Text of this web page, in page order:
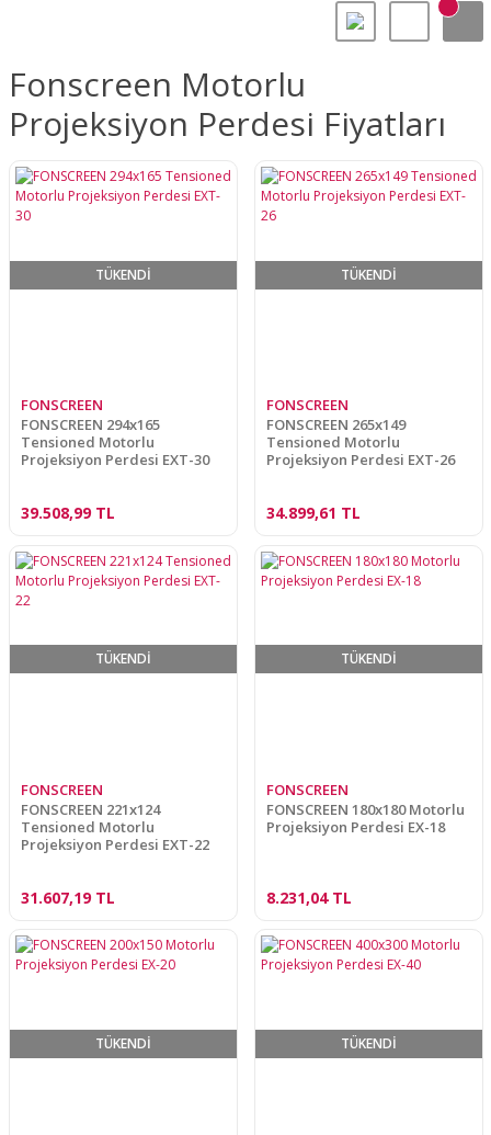
Fonscreen Motorlu
Projeksiyon Perdesi Fiyatları
TÜKENDİ
FONSCREEN
FONSCREEN 294x165
Tensioned Motorlu
Projeksiyon Perdesi EXT-30
39.508,99 TL
TÜKENDİ
FONSCREEN
FONSCREEN 265x149
Tensioned Motorlu
Projeksiyon Perdesi EXT-26
34.899,61 TL
TÜKENDİ
FONSCREEN
FONSCREEN 221x124
Tensioned Motorlu
Projeksiyon Perdesi EXT-22
31.607,19 TL
TÜKENDİ
FONSCREEN
FONSCREEN 180x180 Motorlu
Projeksiyon Perdesi EX-18
8.231,04 TL
TÜKENDİ TÜKENDİ